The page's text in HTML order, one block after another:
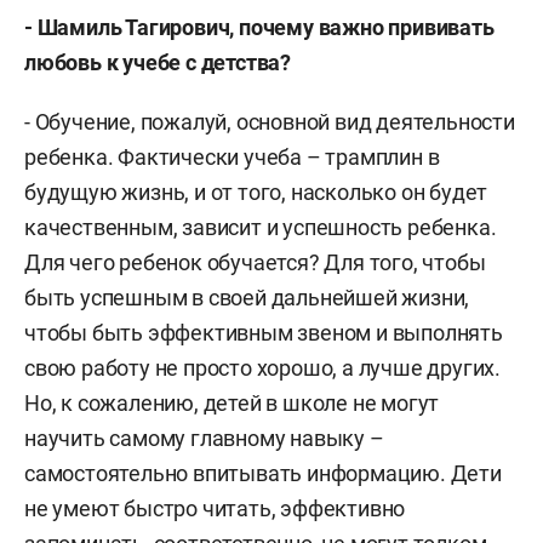
- ШамильТагирович, почему важно прививать
любовь к учебе с детства?
- Обучение, пожалуй, основной вид деятельности
ребенка. Фактически учеба – трамплин в
будущую жизнь, и от того, насколько он будет
качественным, зависит и успешность ребенка.
Для чего ребенок обучается? Для того, чтобы
быть успешным в своей дальнейшей жизни,
чтобы быть эффективным звеном и выполнять
свою работу не просто хорошо, а лучше других.
Но, к сожалению, детей в школе не могут
научить самому главному навыку –
самостоятельно впитывать информацию. Дети
не умеют быстро читать, эффективно